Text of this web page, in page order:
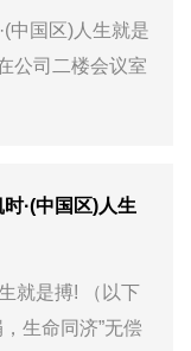
就是
公司二楼会议室
届选举团员大
国区)人生
人生就是搏! （以下
生命同济”无偿